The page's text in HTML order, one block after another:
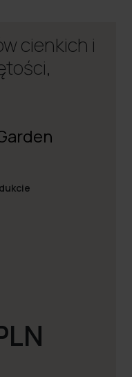
cienkich i